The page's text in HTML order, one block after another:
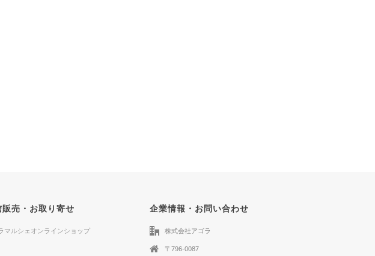
販売・お取り寄せ
マルシェオンラインショップ
企業情報・お問い合わせ
株式会社アゴラ
〒796-0087